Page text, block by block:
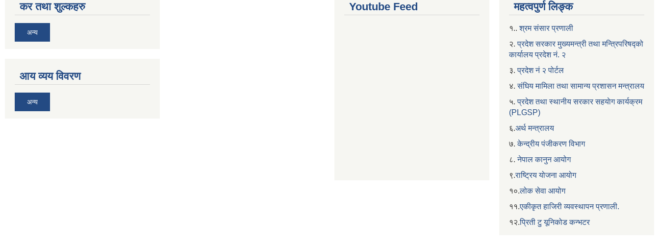
कर तथा शुल्कहरु
अन्य
आय व्यय विवरण
अन्य
Youtube Feed महत्वपुर्ण लिङ्क
१..श्रम संसार प्रणाली
२. प्रदेश सरकार मुख्यमन्त्री तथा मन्त्रिपरिषद्को
कार्यालय प्रदेश नं. २
३.प्रदेश नं २ पोर्टल
४.संघिय मामिला तथा सामान्य प्रशासन मन्त्रालय
५.प्रदेश तथा स्थानीय सरकार सहयाेग कार्यक्रम
(PLGSP)
६.अर्थ मन्त्रालय
७.केन्द्रीय पंजीकरण विभाग
८.नेपाल कानुन आयोग
९.राष्ट्रिय योजना आयोग
१०.लोक सेवा आयोग
११.एकीकृत हाजिरी व्यवस्थापन प्रणाली.
१२.प्रिती टु यूनिकोड कन्भटर